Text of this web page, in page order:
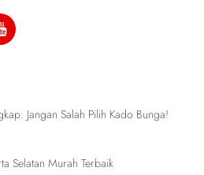
Jangan Salah Pilih Kado Bunga!
Selatan Murah Terbaik